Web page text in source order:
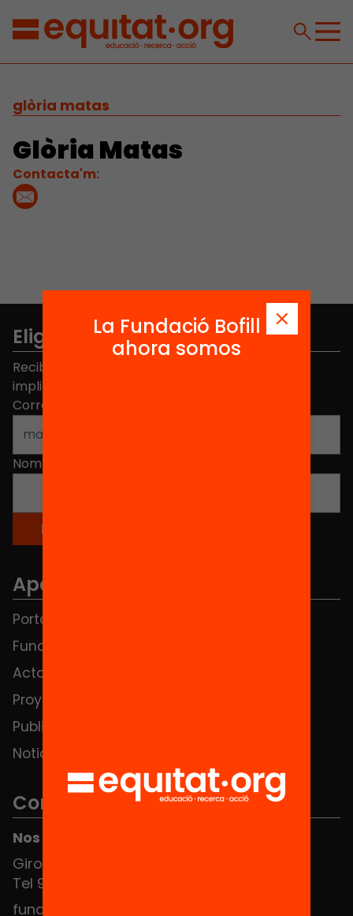
glòria matas
Glòria Matas
Contacta'm:
Elige equidad
Recibe contenidos, iniciativas y proyectos para
implicarte.
Correo electrónico
Nombre
Apartados
Portada
Fundación
Actos
Proyectos
Publicaciones y vídeos
Noticias
Contacto
Nos puedes encontrar en el HUB Social
Girona 34, interior 08010 Barcelona
Tel 934 588 700
fundacio@equitat.org
La Fundació Bofill
ahora somos